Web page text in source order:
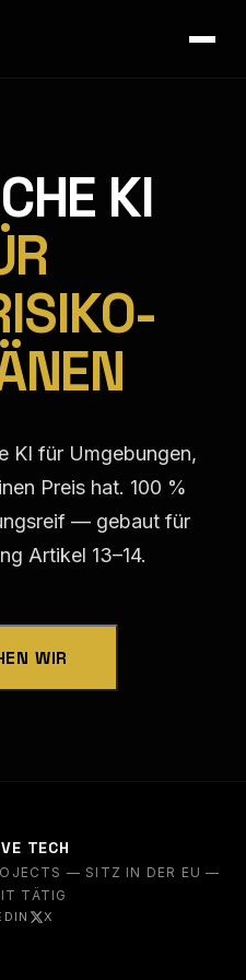
KI
KI für Umgebungen,
Preis hat. 100 %
— gebaut für
Artikel 13–14.
WIR
TECH
— SITZ IN DER EU —
TÄTIG
X